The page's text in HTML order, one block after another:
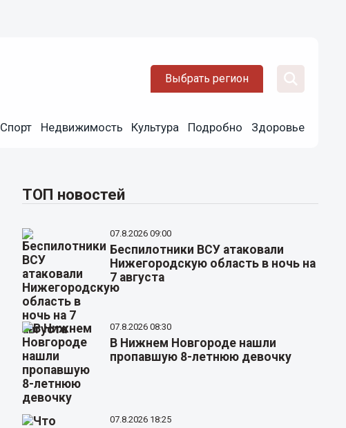
Выбрать регион
Спорт Недвижимость Культура Подробно Здоровье
ТОП новостей
07.8.2026 09:00
Беспилотники ВСУ атаковали
Нижегородскую область в ночь на
7 августа
07.8.2026 08:30
В Нижнем Новгороде нашли
пропавшую 8-летнюю девочку
07.8.2026 18:25